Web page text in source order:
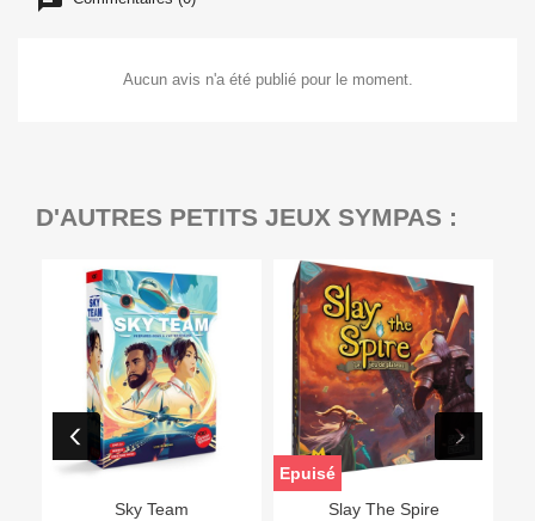
Aucun avis n'a été publié pour le moment.
D'AUTRES PETITS JEUX SYMPAS :
Sky Team Slay The Spire
Epuisé